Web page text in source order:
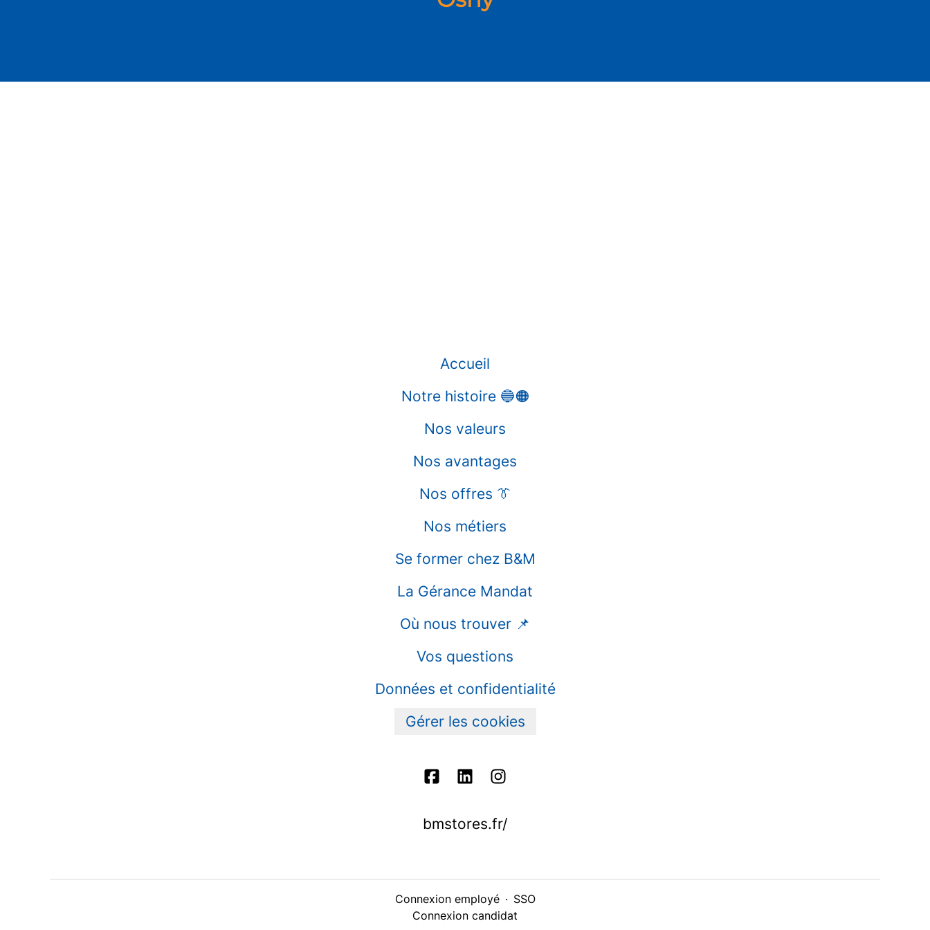
Accueil
Notre histoire 🔵🟠
Nos valeurs
Nos avantages
Nos offres 👔
Nos métiers
Se former chez B&M
La Gérance Mandat
Où nous trouver 📌
Vos questions
Données et confidentialité
Gérer les cookies
bmstores.fr/
Connexion employé · SSO
Connexion candidat